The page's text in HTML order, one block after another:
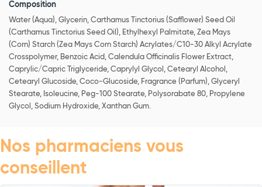
Composition
Water (Aqua), Glycerin, Carthamus Tinctorius (Safflower) Seed Oil
(Carthamus Tinctorius Seed Oil), Ethylhexyl Palmitate, Zea Mays
(Corn) Starch (Zea Mays Corn Starch) Acrylates/C10-30 Alkyl Acrylate
Crosspolymer, Benzoic Acid, Calendula Officinalis Flower Extract,
Caprylic/Capric Triglyceride, Caprylyl Glycol, Cetearyl Alcohol,
Cetearyl Glucoside, Coco-Glucoside, Fragrance (Parfum), Glyceryl
Stearate, Isoleucine, Peg-100 Stearate, Polysorabate 80, Propylene
Glycol, Sodium Hydroxide, Xanthan Gum.
Nos pharmaciens vous
conseillent